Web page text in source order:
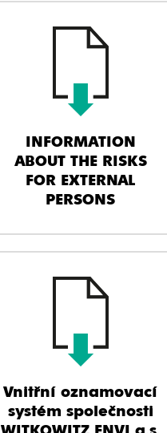
INFORMATION
ABOUT THE RISKS
FOR EXTERNAL
PERSONS
Vnitřní oznamovací
systém společnosti